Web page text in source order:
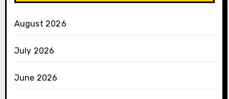
August 2026
July 2026
June 2026